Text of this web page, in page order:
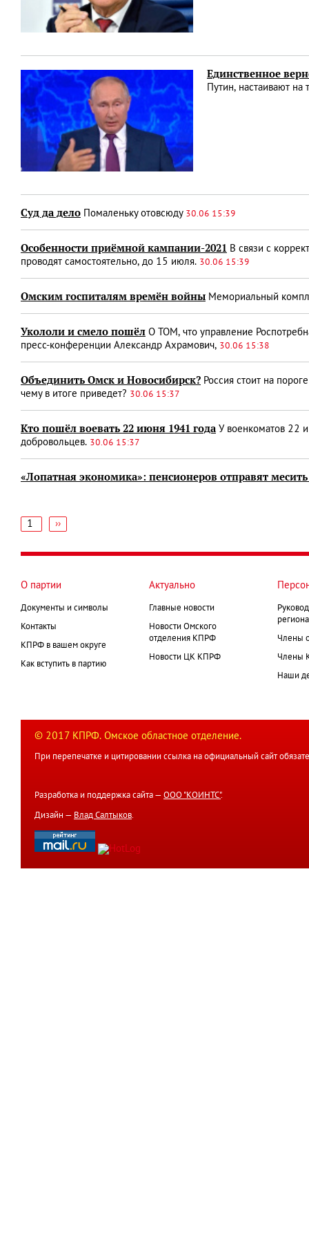
Единственное
Путин, настаивают
Суд да дело Помаленьку отовсюду 30.06 15:39
Особенности приёмной кампании-­2021 В связи с
проводят самостоятельно, до 15 июля. 30.06 15:39
Омским госпиталям времён войны Мемориальный
Укололи и смело пошёл О ТОМ, что управление
пресс-конференции Александр Ахрамович, 30.06 15:38
Объединить Омск и Новосибирск? Россия стоит на
чему в итоге приведет? 30.06 15:37
Кто пошёл воевать 22 июня 1941 года У военкоматов 22
добровольцев. 30.06 15:37
«Лопатная экономика»: пенсионеров отправят
страниц
1
Следующая
››
О партии
Документы и символы
Контакты
КПРФ в вашем округе
Как вступить в партию
Актуально
Главные новости
Новости Омского
отделения КПРФ
Новости ЦК КПРФ
Члены
Члены
Наши
© 2017 КПРФ. Омское областное отделение.
При перепечатке и цитировании ссылка на официальный сайт
Разработка и поддержка сайта — ООО "КОИНТС".
Дизайн — Влад Салтыков.